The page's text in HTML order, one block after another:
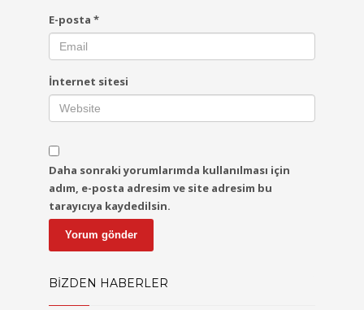
E-posta *
İnternet sitesi
Daha sonraki yorumlarımda kullanılması için
adım, e-posta adresim ve site adresim bu
tarayıcıya kaydedilsin.
BİZDEN HABERLER